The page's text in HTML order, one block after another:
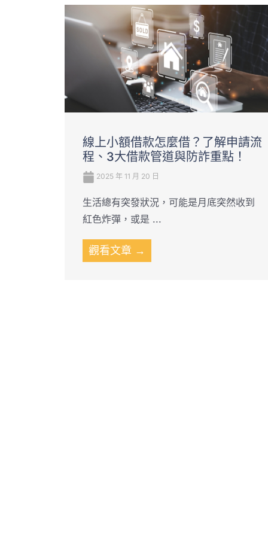
線上小額借款怎麼借？了解申請流
程、3大借款管道與防詐重點！
2025 年 11 月 20 日
生活總有突發狀況，可能是月底突然收到
紅色炸彈，或是 ...
觀看文章 →